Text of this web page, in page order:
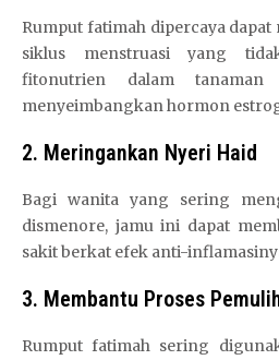
Rumput fatimah dipercaya
siklus menstruasi yang
fitonutrien dalam
menyeimbangkan hormon
2. Meringankan Nyeri Haid
Bagi wanita yang sering
dismenore, jamu ini dapat
sakit berkat efek anti-
3. Membantu Proses
Rumput fatimah sering